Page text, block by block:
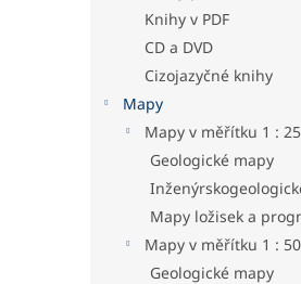
Knihy v PDF
CD a DVD
Cizojazyčné knihy
Mapy
Mapy v měřítku 1 :
Geologické mapy
Mapy ložisek a
Mapy v měřítku 1 :
Geologické mapy